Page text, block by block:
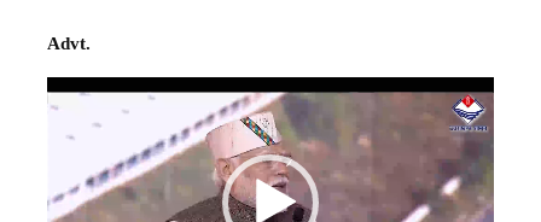
Advt.
Video